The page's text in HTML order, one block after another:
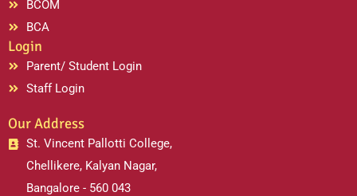
BCOM
BCA
Login
Parent/ Student Login
Staff Login
Our Address
St. Vincent Pallotti College,
Chellikere, Kalyan Nagar,
Bangalore - 560 043